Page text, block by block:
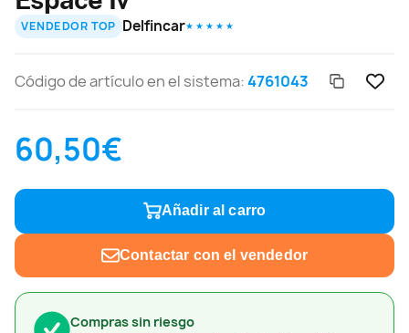
Compras sin riesgo
VENDEDOR TOP Delfincar★ ★ ★ ★ ★
Código de artículo en el sistema:4761043
60,50€
Añadir al carro
Contactar con el vendedor